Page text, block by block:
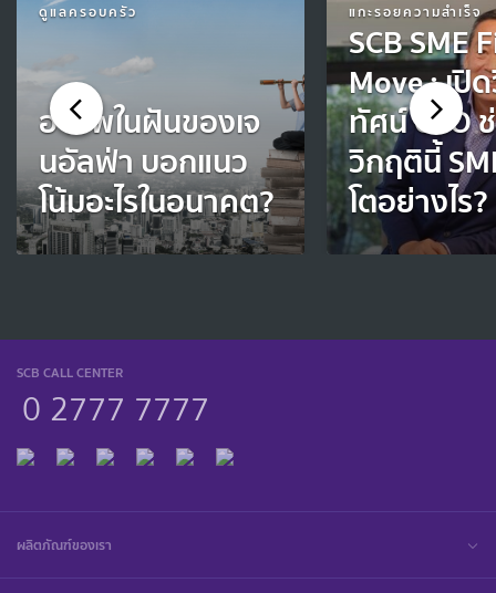
ดูแลครอบครัว
อาชีพในฝันของเจ
นอัลฟ่า บอกแนว
โน้มอะไรในอนาคต?
แกะรอยความสำเร็จ
SCB SME
Move : เปิ
ทัศน์ CEO
วิกฤตินี้
โตอย่างไร?
SCB CALL CENTER
0 2777 7777
ผลิตภัณฑ์ของเรา